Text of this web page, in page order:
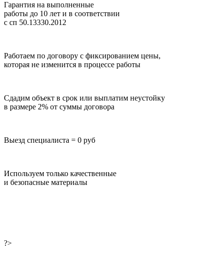
Гарантия на выполненные
работы до 10 лет и в соответствии
с сп 50.13330.2012
Работаем по договору с фиксированием цены,
которая не изменится в процессе работы
Сдадим объект в срок или выплатим неустойку
в размере 2% от суммы договора
Выезд специалиста = 0 руб
Используем только качественные
и безопасные материалы
?>